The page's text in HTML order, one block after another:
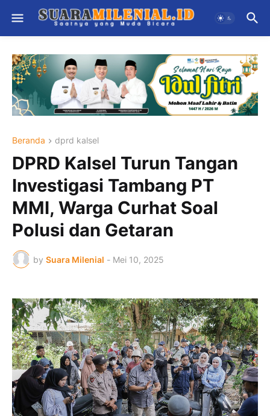
Beranda dprd kalsel
DPRD Kalsel Turun Tangan
Investigasi Tambang PT
MMI, Warga Curhat Soal
Polusi dan Getaran
by Suara Milenial - Mei 10, 2025